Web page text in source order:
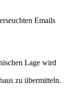
Emails
Lage wird
zu übermitteln.